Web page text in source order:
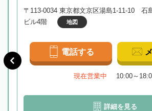
〒113-0034 東京都文京区湯島1-11-10 石
ビル4階
地図
電話する
現在営業中 10:00～
詳細を見る